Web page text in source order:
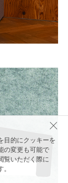
目的にクッキーを
の変更も可能で
覧いただく際に